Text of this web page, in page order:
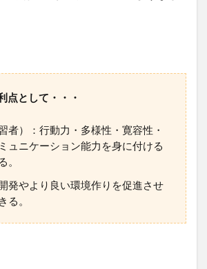
点として・・・
者）：行動力・多様性・寛容性・
ュニケーション能力を身に付ける
。
発やより良い環境作りを促進させ
る。